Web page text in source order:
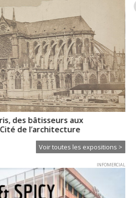
des bâtisseurs aux
de l’architecture
Voir toutes les expositions >
INFOMERCIAL